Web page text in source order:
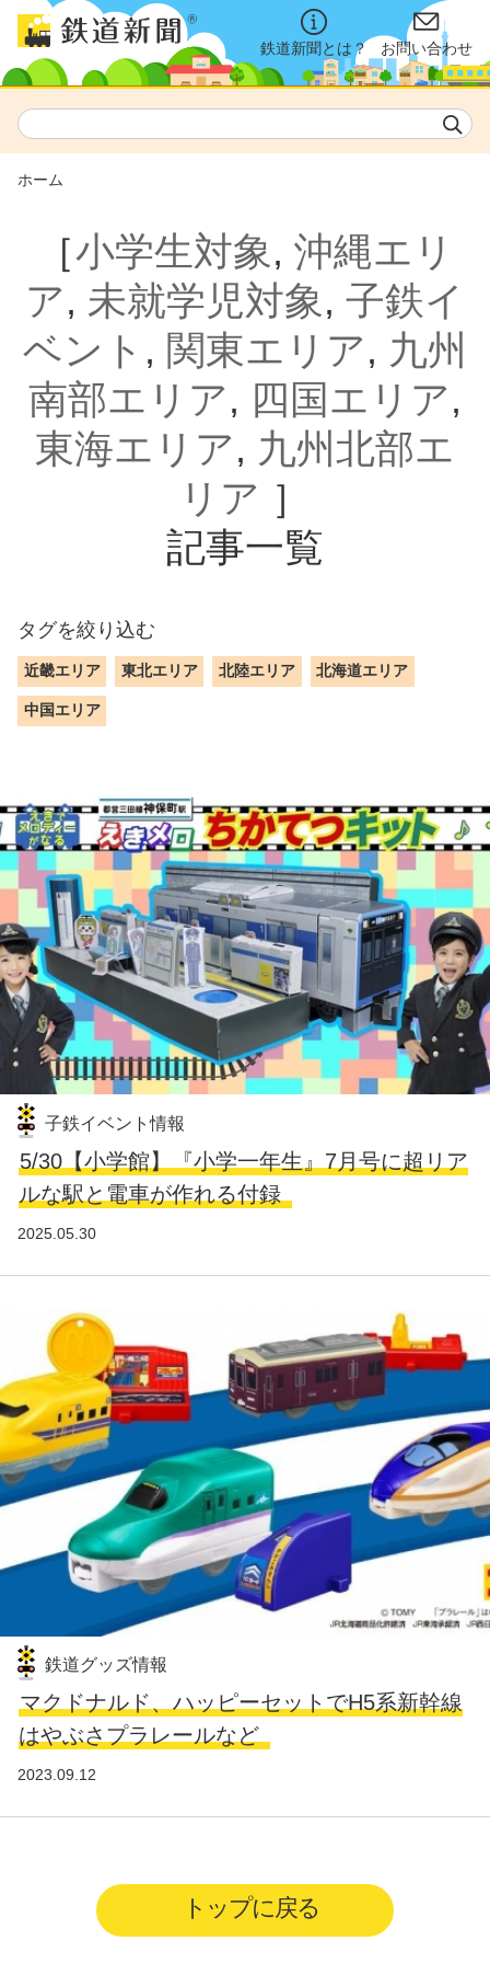
鉄道新聞とは？ お問い合わせ
ホーム
［小学生対象, 沖縄エリ
ア, 未就学児対象, 子鉄イ
ベント , 関東エリア, 九州
南部エリア, 四国エリア,
東海エリア, 九州北部エ
リア ］
記事一覧
タグを絞り込む
近畿エリア 東北エリア 北陸エリア 北海道エリア
中国エリア
子鉄イベント情報
5/30【小学館】『小学一年生』7月号に超リア
ルな駅と電車が作れる付録
2025.05.30
鉄道グッズ情報
マクドナルド、ハッピーセットでH5系新幹線
はやぶさプラレールなど
2023.09.12
トップに戻る